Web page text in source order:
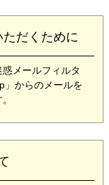
だくために
メールフィルタ
」からのメールを